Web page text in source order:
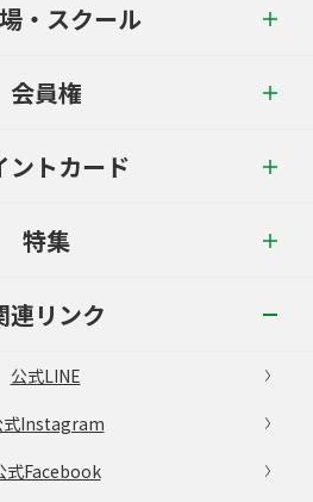
・スクール
会員権
ントカード
特集
連リンク
公式LINE
式Instagram
式Facebook